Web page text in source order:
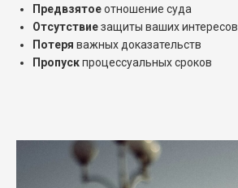
Предвзятоеотношение суда
Отсутствиезащиты ваших интересов
Потеря важных доказательств
Пропускпроцессуальных сроков